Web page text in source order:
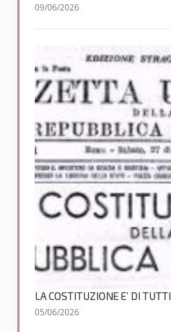
09/06/2026
LA COSTITUZIONE E’ DI TUTTI
05/06/2026